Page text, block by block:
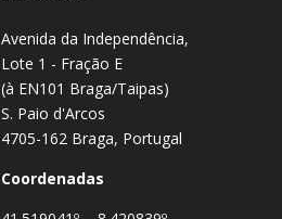
Avenida da Independência,
Lote 1 - Fração E
(à EN101 Braga/Taipas)
S. Paio d'Arcos
4705-162 Braga, Portugal
Coordenadas